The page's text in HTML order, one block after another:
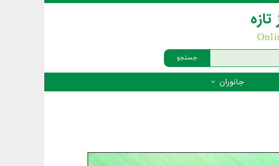
جستجو
جانوران
جانوران مهره‌دار - دوزیستان